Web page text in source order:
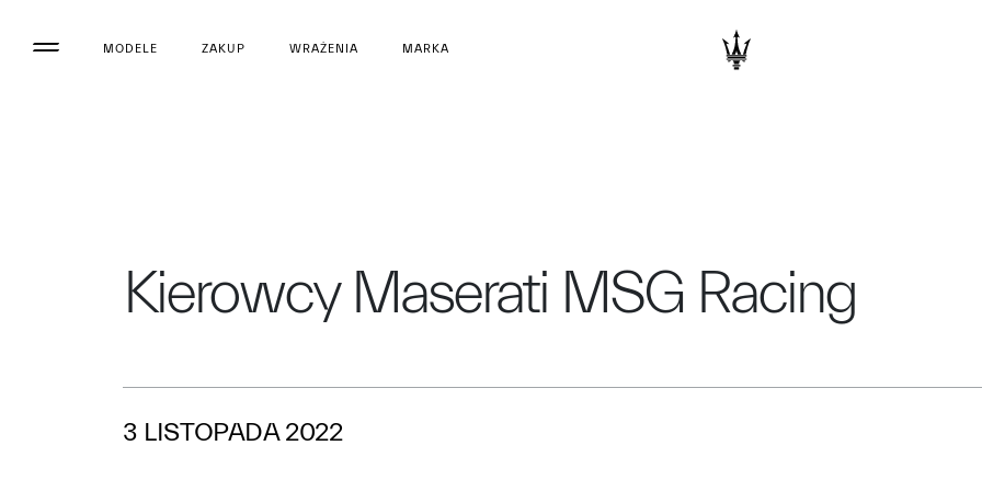
MODELE ZAKUP WRAŻENIA MARKA
Kierowcy Maserati MSG Racing
3 LISTOPADA 2022